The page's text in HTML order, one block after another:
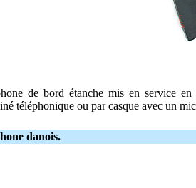
de bord étanche mis en service
téléphonique ou par casque avec un
danois.